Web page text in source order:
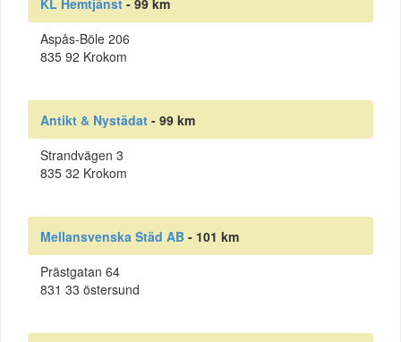
Aspås-Böle 206
835 92 Krokom
Antikt & Nystädat - 99 km
Strandvägen 3
835 32 Krokom
Mellansvenska Städ AB - 101 km
Prästgatan 64
831 33 östersund